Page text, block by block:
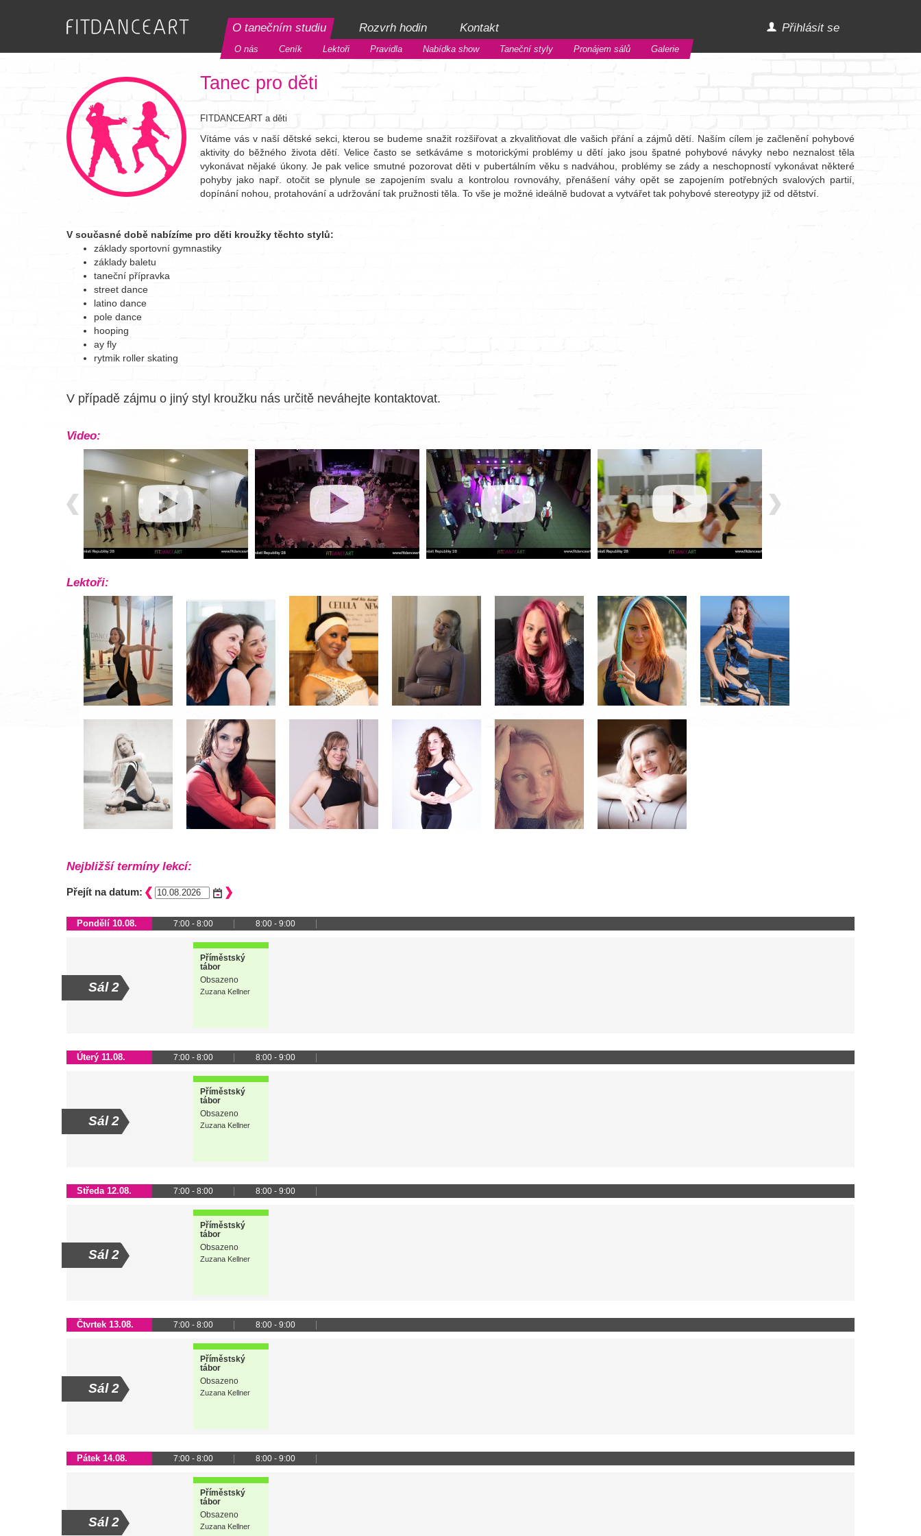
O tanečním studiu
O nás Ceník Lektoři Pravidla Nabídka show Taneční styly Pronájem sálů Galerie
Rozvrh hodin Kontakt Přihlásit se
Tanec pro děti
FITDANCEART a děti
Vítáme vás v naší dětské sekci, kterou se budeme snažit rozšiřovat a zkvalitňovat dle vašich přání a zájmů dětí. Naším cílem je začlenění pohybové
aktivity do běžného života dětí. Velice často se setkáváme s motorickými problémy u dětí jako jsou špatné pohybové návyky nebo neznalost těla
vykonávat nějaké úkony. Je pak velice smutné pozorovat děti v pubertálním věku s nadváhou, problémy se zády a neschopností vykonávat některé
pohyby jako např. otočit se plynule se zapojením svalu a kontrolou rovnováhy, přenášení váhy opět se zapojením potřebných svalových partií,
dopínání nohou, protahování a udržování tak pružnosti těla. To vše je možné ideálně budovat a vytvářet tak pohybové stereotypy již od dětství.
V současné době nabízíme pro děti kroužky těchto stylů:
základy sportovní gymnastiky
základy baletu
taneční přípravka
street dance
latino dance
pole dance
hooping
ay fly
rytmik roller skating
V případě zájmu o jiný styl kroužku nás určitě neváhejte kontaktovat.
Video:
Lektoři:
Nejbližší termíny lekcí:
Přejít na datum:
Pondělí 10.08. 7:00 - 8:00 8:00 - 9:00
Sál 2
Příměstský
tábor
Obsazeno
Zuzana Kellner
Úterý 11.08. 7:00 - 8:00 8:00 - 9:00
Sál 2
Příměstský
tábor
Obsazeno
Zuzana Kellner
Středa 12.08. 7:00 - 8:00 8:00 - 9:00
Sál 2
Příměstský
tábor
Obsazeno
Zuzana Kellner
Čtvrtek 13.08. 7:00 - 8:00 8:00 - 9:00
Sál 2
Příměstský
tábor
Obsazeno
Zuzana Kellner
Pátek 14.08. 7:00 - 8:00 8:00 - 9:00
Sál 2
Příměstský
tábor
Obsazeno
Zuzana Kellner